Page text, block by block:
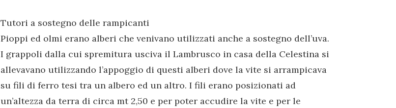
Tutori a sostegno delle rampicanti
Pioppi ed olmi erano alberi che venivano utilizzati anche a sostegno dell’uva.
I grappoli dalla cui spremitura usciva il Lambrusco in casa della Celestina si
allevavano utilizzando l’appoggio di questi alberi dove la vite si arrampicava
su fili di ferro tesi tra un albero ed un altro. I fili erano posizionati ad
un’altezza da terra di circa mt 2,50 e per poter accudire la vite e per le